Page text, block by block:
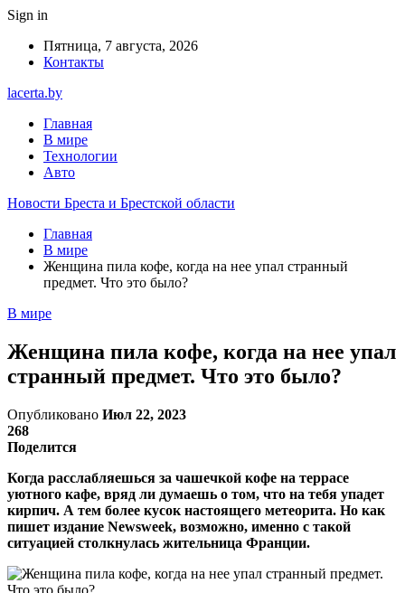
Sign in
Пятница, 7 августа, 2026
Контакты
lacerta.by
Главная
В мире
Технологии
Авто
Новости Бреста и Брестской области
Главная
В мире
Женщина пила кофе, когда на нее упал странный
предмет. Что это было?
В мире
Женщина пила кофе, когда на нее упал
странный предмет. Что это было?
Опубликовано Июл 22, 2023
268
Поделится
Когда расслабляешься за чашечкой кофе на террасе
уютного кафе, вряд ли думаешь о том, что на тебя упадет
кирпич. А тем более кусок настоящего метеорита. Но как
пишет издание Newsweek, возможно, именно с такой
ситуацией столкнулась жительница Франции.